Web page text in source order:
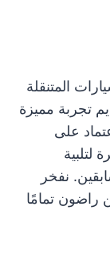
المتنقلة
تجربة مميزة
على
لتلبية
نفخر
راضون تمامًا